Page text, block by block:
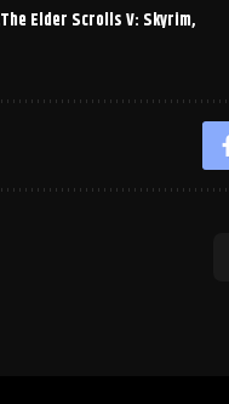
The Elder Scrolls V: Skyrim